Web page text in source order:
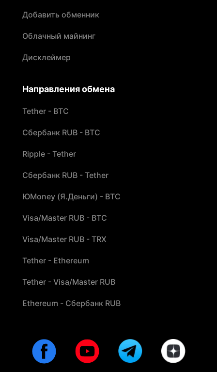
Добавить обменник
Облачный майнинг
Дисклеймер
Направления обмена
Tether - BTC
Сбербанк RUB - BTC
Ripple - Tether
Сбербанк RUB - Tether
ЮMoney (Я.Деньги) - BTC
Visa/Master RUB - BTC
Visa/Master RUB - TRX
Tether - Ethereum
Tether - Visa/Master RUB
Ethereum - Сбербанк RUB